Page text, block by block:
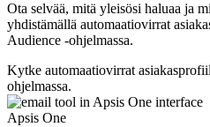
Ota selvää, mitä yleisösi haluaa ja
yhdistämällä automaatiovirrat
Audience -ohjelmassa.
Kytke automaatiovirrat
ohjelmassa.
Apsis One